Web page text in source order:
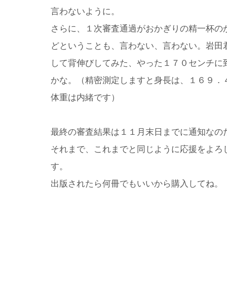
言わないように。
さらに、１次審査通過がおかぎりの精一杯の
どということも、言わない、言わない。岩田
して背伸びしてみた、やった１７０センチ
かな。（精密測定しますと身長は、１６９．
体重は内緒です）
最終の審査結果は１１月末日までに通知なの
それまで、これまでと同じように応援をよろ
す。
出版されたら何冊でもいいから購入してね。